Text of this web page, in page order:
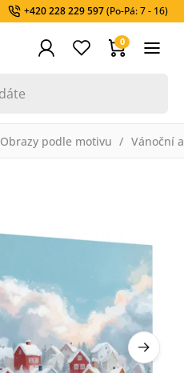
+420 228 229 597(Po-Pá: 7 - 16)
0
Obrazy podle motivu Vánoční